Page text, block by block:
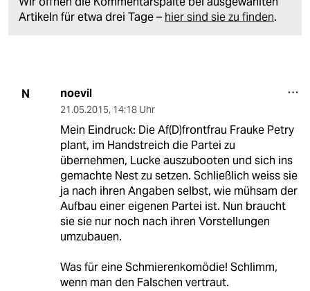
Artikeln für etwa drei Tage – hier sind sie zu finden.
N noevil
21.05.2015, 14:18 Uhr
Mein Eindruck: Die Af(D)frontfrau Frauke Petry
plant, im Handstreich die Partei zu
übernehmen, Lucke auszubooten und sich ins
gemachte Nest zu setzen. Schließlich weiss sie
ja nach ihren Angaben selbst, wie mühsam der
Aufbau einer eigenen Partei ist. Nun braucht
sie sie nur noch nach ihren Vorstellungen
umzubauen.
Was für eine Schmierenkomödie! Schlimm,
wenn man den Falschen vertraut.